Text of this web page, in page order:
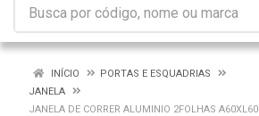
INÍCIO
PORTAS E ESQUADRIAS
JANELA
JANELA DE CORRER ALUMINIO 2FOLHAS A60XL60